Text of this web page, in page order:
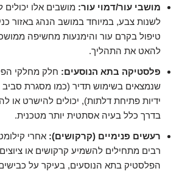
מושבי עור/דמוי עור: מושבים אלו
לשנות צבע, במיוחד במושב הנהג באזור
טיפול בקרם עור והימנעות מחשיפה
להאט את התהליך.
פלסטיקה בתא הנוסעים: חלק מחלקי
שנמצאים בשימוש תדיר (כמו מסגרת סביב
ידיות פתיחת דלתות), יכולים להישרט או
בדרך כלל בעיה אסתטית יותר מטכנית.
רעשים פנימיים (קרקושים): אחרי
רבים מתחילים להשמיע קרקושים או
הפלסטיק בתא הנוסעים, בעיקר על